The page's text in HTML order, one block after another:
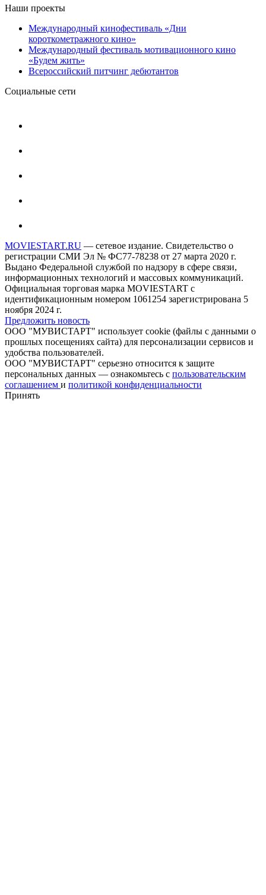
Наши проекты
Международный кинофестиваль «Дни
короткометражного кино»
Международный фестиваль мотивационного кино
«Будем жить»
Всероссийский питчинг дебютантов
Социальные сети
MOVIESTART.RU — сетевое издание. Свидетельство о
регистрации СМИ Эл № ФС77-78238 от 27 марта 2020 г.
Выдано Федеральной службой по надзору в сфере связи,
информационных технологий и массовых коммуникаций.
Официальная торговая марка MOVIESTART с
идентификационным номером 1061254 зарегистрирована 5
ноября 2024 г.
Предложить новость
ООО "МУВИСТАРТ" использует cookie (файлы с данными о
прошлых посещениях сайта) для персонализации сервисов и
удобства пользователей.
ООО "МУВИСТАРТ" серьезно относится к защите
персональных данных — ознакомьтесь с пользовательским
соглашением и политикой конфиденциальности
Принять